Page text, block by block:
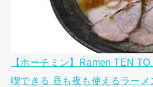
【ホーチミン】Ramen TEN
喫できる 昼も夜も使えるラーメ